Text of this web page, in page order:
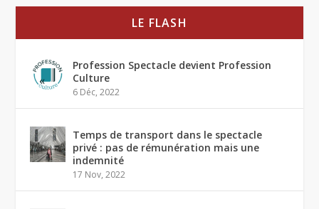
LE FLASH
Profession Spectacle devient Profession
Culture
6 Déc, 2022
Temps de transport dans le spectacle
privé : pas de rémunération mais une
indemnité
17 Nov, 2022